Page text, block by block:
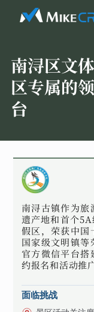
南浔区文体
区专属的
台
南浔古镇作为旅
遗产地和首个
假区，荣获中国
国家级文明镇等
官方微信平台搭
约报名和活动推
面临挑战